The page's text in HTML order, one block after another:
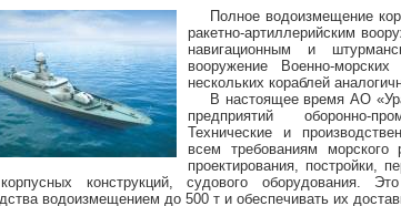
Полное водоизмещение
ракетно-артиллерийским
навигационным и
вооружение Военно-
нескольких кораблей
В настоящее время АО
предприятий оборонно-
Технические и
всем требованиям морского
проектирования, постройки,
конструкций, судового оборудования.
водоизмещением до 500 т и обеспечивать их